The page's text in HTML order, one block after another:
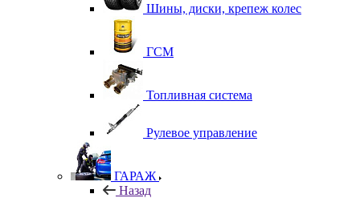
Шины, диски, крепеж колес
ГСМ
Топливная система
Рулевое управление
ГАРАЖ
Назад